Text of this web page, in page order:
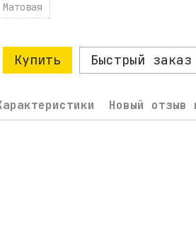
Матовая
Купить Быстрый заказ
Новый отзыв